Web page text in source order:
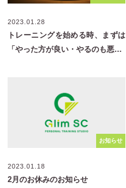
2023.01.28
トレーニングを始める時、まずは
「やった方が良い・やるのも悪…
お知らせ
2023.01.18
2月のお休みのお知らせ